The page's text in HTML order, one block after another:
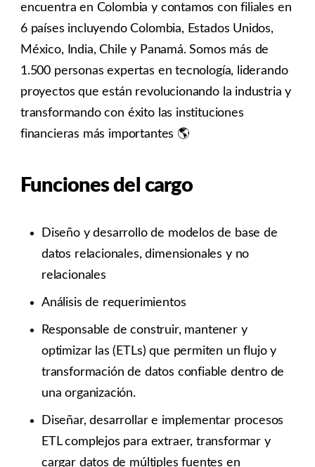
encuentra en Colombia y contamos con filiales en
6 países incluyendo Colombia, Estados Unidos,
México, India, Chile y Panamá. Somos más de
1.500 personas expertas en tecnología, liderando
proyectos que están revolucionando la industria y
transformando con éxito las instituciones
financieras más importantes 🌎
Funciones del cargo
Diseño y desarrollo de modelos de base de
datos relacionales, dimensionales y no
relacionales
Análisis de requerimientos
Responsable de construir, mantener y
optimizar las (ETLs) que permiten un flujo y
transformación de datos confiable dentro de
una organización.
Diseñar, desarrollar e implementar procesos
ETL complejos para extraer, transformar y
cargar datos de múltiples fuentes en